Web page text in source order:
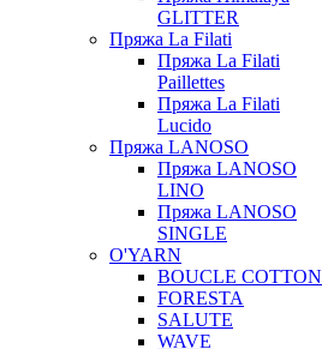
GLITTER
Пряжа La Filati
Пряжа La Filati
Paillettes
Пряжа La Filati
Lucido
Пряжа LANOSO
Пряжа LANOSO
LINO
Пряжа LANOSO
SINGLE
O'YARN
BOUCLE COTTON
FORESTA
SALUTE
WAVE